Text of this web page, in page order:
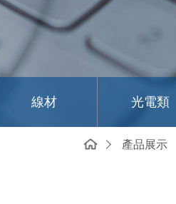
線材 光電類
產品展示